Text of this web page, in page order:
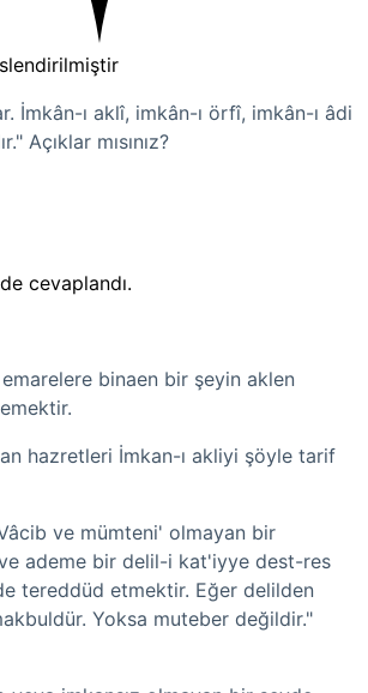
İmkân-ı aklî, imkân-ı örfî, imkân-ı âdi
Açıklar mısınız?
cevaplandı.
emarelere binaen bir şeyin aklen
hazretleri İmkan-ı akliyi şöyle tarif
ve mümteni' olmayan bir
ademe bir delil-i kat'iyye dest-res
tereddüd etmektir. Eğer delilden
Yoksa muteber değildir."